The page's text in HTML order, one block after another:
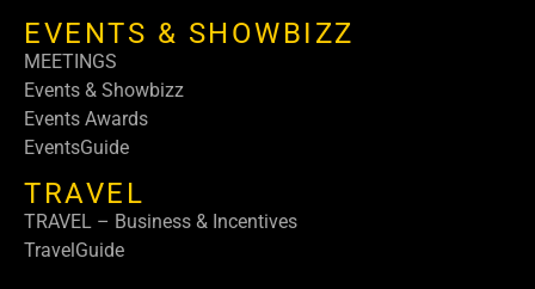
EVENTS & SHOWBIZZ
MEETINGS
Events & Showbizz
Events Awards
EventsGuide
TRAVEL
TRAVEL – Business & Incentives
TravelGuide